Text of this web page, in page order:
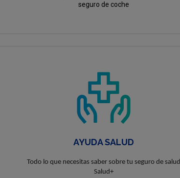
seguro de coche
AYUDA SALUD
Todo lo que necesitas saber sobre tu seguro de salud
Salud+